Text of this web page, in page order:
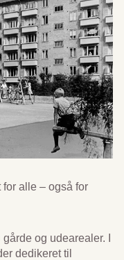
alle – også for
og udearealer. I
dedikeret til